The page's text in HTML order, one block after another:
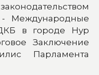
- Международные
в городе Нур
Заключение
Парламента